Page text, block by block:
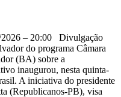
2026 – 20:00 Divulgação
do programa Câmara
(BA) sobre a
inaugurou, nesta quinta-
A iniciativa do presidente
(Republicanos-PB), visa